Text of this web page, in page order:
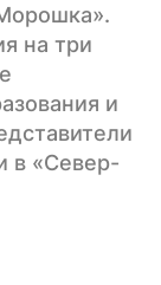
на три
и
в «Север-